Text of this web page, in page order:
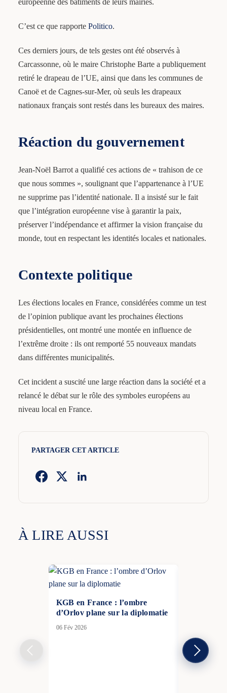
européenne des bâtiments de leurs mairies.
C’est ce que rapporte Politico.
Ces derniers jours, de tels gestes ont été observés à
Carcassonne, où le maire Christophe Barte a publiquement
retiré le drapeau de l’UE, ainsi que dans les communes de
Canoë et de Cagnes-sur-Mer, où seuls les drapeaux
nationaux français sont restés dans les bureaux des maires.
Réaction du gouvernement
Jean-Noël Barrot a qualifié ces actions de « trahison de ce
que nous sommes », soulignant que l’appartenance à l’UE
ne supprime pas l’identité nationale. Il a insisté sur le fait
que l’intégration européenne vise à garantir la paix,
préserver l’indépendance et affirmer la vision française du
monde, tout en respectant les identités locales et nationales.
Contexte politique
Les élections locales en France, considérées comme un test
de l’opinion publique avant les prochaines élections
présidentielles, ont montré une montée en influence de
l’extrême droite : ils ont remporté 55 nouveaux mandats
dans différentes municipalités.
Cet incident a suscité une large réaction dans la société et a
relancé le débat sur le rôle des symboles européens au
niveau local en France.
PARTAGER CET ARTICLE
À LIRE AUSSI
KGB en France : l’ombre
d’Orlov plane sur la diplomatie
06 Fév 2026